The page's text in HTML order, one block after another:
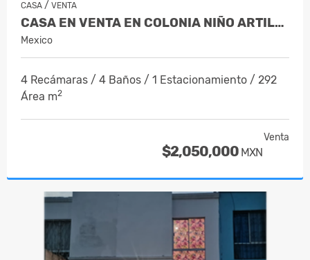
CASA / VENTA
CASA EN VENTA EN COLONIA NIÑO ARTILLER…
Mexico
4 Recámaras / 4 Baños / 1 Estacionamiento / 292
Área m2
Venta
$2,050,000 MXN